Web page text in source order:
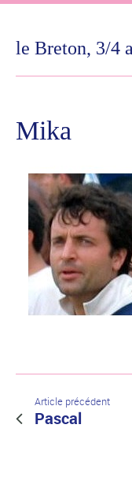
le Breton, 3/4
Mika
Article précédent
Pascal